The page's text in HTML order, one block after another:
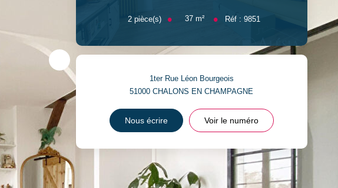
2 pièce(s) 37 m² Réf : 9851
1ter Rue Léon Bourgeois
51000CHALONS EN CHAMPAGNE
Nous écrire Voir le numéro